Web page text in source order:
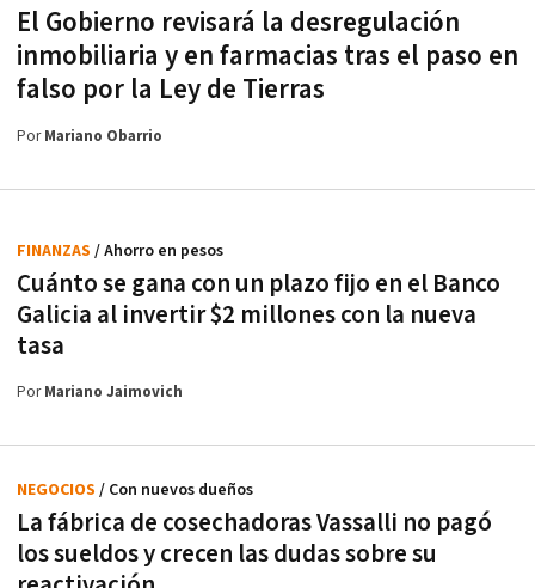
El Gobierno revisará la desregulación
inmobiliaria y en farmacias tras el paso en
falso por la Ley de Tierras
PorMariano Obarrio
Cuánto se gana con un plazo fijo en el Banco
Galicia al invertir $2 millones con la nueva
tasa
FINANZAS / Ahorro en pesos
PorMariano Jaimovich
La fábrica de cosechadoras Vassalli no pagó
los sueldos y crecen las dudas sobre su
NEGOCIOS / Con nuevos dueños